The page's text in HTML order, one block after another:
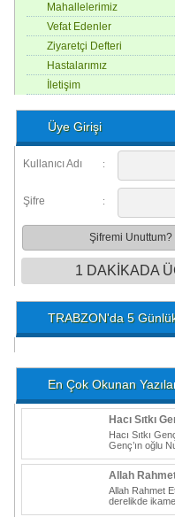
Mahallelerimiz
Vefat Edenler
Ziyaretçi Defteri
Hastalarımız
İletişim
Üye Girişi
Kullanıcı Adı :
Şifre :
Şifremi Unuttum?
1 DAKİKADA
TRABZON'da 5
En Çok Okunan
Hacı Sıtkı
Hacı Sıtkı
Genç’ın oğlu
Allah
Allah Rahmet
derelikde